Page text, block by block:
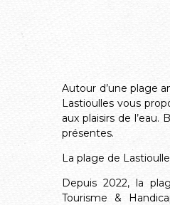
Autour d’une plage
Lastioulles vous
aux plaisirs de
présentes.
La plage de
Depuis 2022, la
Tourisme &